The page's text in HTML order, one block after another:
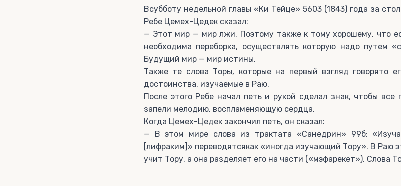
Всубботу недельной главы «Ки Тейце» 5603 (1843) года за
Ребе Цемех-Цедек сказал:
— Этот мир — мир лжи. Поэтому также к тому хорошему, что
необходима переборка, осуществлять которую надо путем
Будущий мир — мир истины.
Также те слова Торы, которые на первый взгляд говорято
достоинства, изучаемые в Раю.
После этого Ребе начал петь и рукой сделал знак, чтобы
запели мелодию, воспламеняющую сердца.
Когда Цемех-Цедек закончил петь, он сказал:
— В этом мире слова из трактата «Санедрин» 99б:
[лифраким]» переводятсякак «иногда изучающий Тору». В Раю
учит Тору, а она разделяет его на части («мэфарекет»). Слова